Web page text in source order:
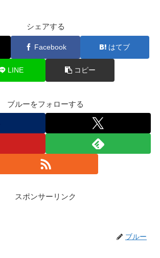
シェアする
Facebook はてブ
LINE コピー
ブルーをフォローする
スポンサーリンク
ブルー